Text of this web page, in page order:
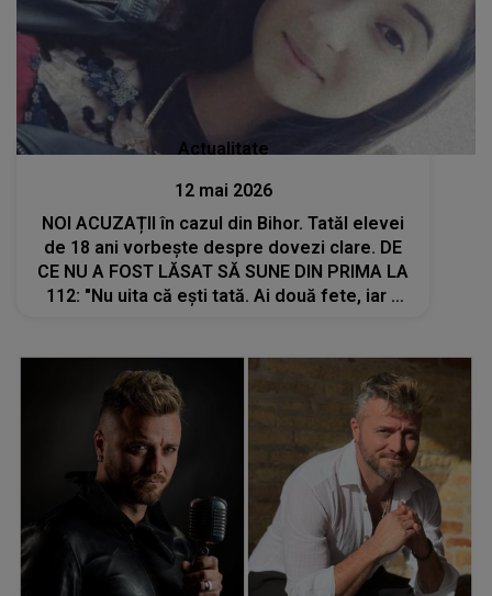
Actualitate
12 mai 2026
NOI ACUZAȚII în cazul din Bihor. Tatăl elevei
de 18 ani vorbește despre dovezi clare. DE
CE NU A FOST LĂSAT SĂ SUNE DIN PRIMA LA
112: "Nu uita că ești tată. Ai două fete, iar a